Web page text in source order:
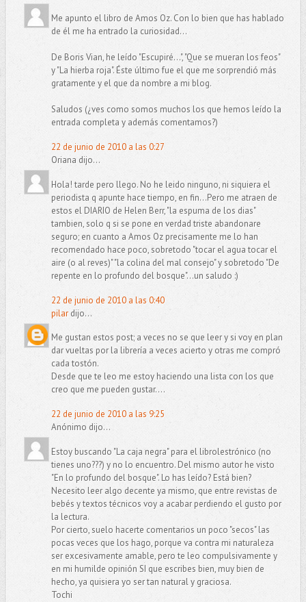
Me apunto el libro de Amos Oz. Con lo bien que has hablado
de él me ha entrado la curiosidad...
De Boris Vian, he leído "Escupiré...", "Que se mueran los feos"
y "La hierba roja". Éste último fue el que me sorprendió más
gratamente y el que da nombre a mi blog.
Saludos (¿ves como somos muchos los que hemos leído la
entrada completa y además comentamos?)
22 de junio de 2010 a las 0:27
Oriana dijo...
Hola! tarde pero llego. No he leido ninguno, ni siquiera el
periodista q apunte hace tiempo, en fin...Pero me atraen de
estos el DIARIO de Helen Berr, "la espuma de los dias"
tambien, solo q si se pone en verdad triste abandonare
seguro; en cuanto a Amos Oz precisamente me lo han
recomendado hace poco, sobretodo "tocar el agua tocar el
aire (o al reves)" "la colina del mal consejo" y sobretodo "De
repente en lo profundo del bosque"...un saludo :)
22 de junio de 2010 a las 0:40
pilardijo...
Me gustan estos post; a veces no se que leer y si voy en plan
dar vueltas por la librería a veces acierto y otras me compró
cada tostón.
Desde que te leo me estoy haciendo una lista con los que
creo que me pueden gustar....
22 de junio de 2010 a las 9:25
Anónimo dijo...
Estoy buscando "La caja negra" para el librolestrónico (no
tienes uno???) y no lo encuentro. Del mismo autor he visto
"En lo profundo del bosque". Lo has leído? Está bien?
Necesito leer algo decente ya mismo, que entre revistas de
bebés y textos técnicos voy a acabar perdiendo el gusto por
la lectura.
Por cierto, suelo hacerte comentarios un poco "secos" las
pocas veces que los hago, porque va contra mi naturaleza
ser excesivamente amable, pero te leo compulsivamente y
en mi humilde opinión SI que escribes bien, muy bien de
hecho, ya quisiera yo ser tan natural y graciosa.
Tochi